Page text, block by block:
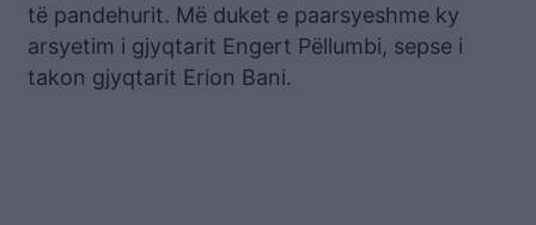
të pandehurit. Më duket e paarsyeshme ky
arsyetim i gjyqtarit Engert Pëllumbi, sepse i
takon gjyqtarit Erion Bani.